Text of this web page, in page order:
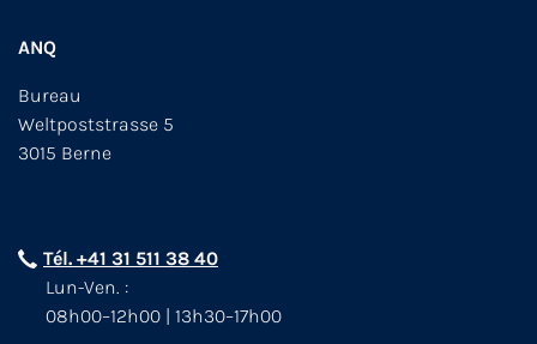
ANQ
Bureau
Weltpoststrasse 5
3015 Berne
Tél. +41 31 511 38 40
Lun-Ven. :
08h00–12h00 | 13h30–17h00